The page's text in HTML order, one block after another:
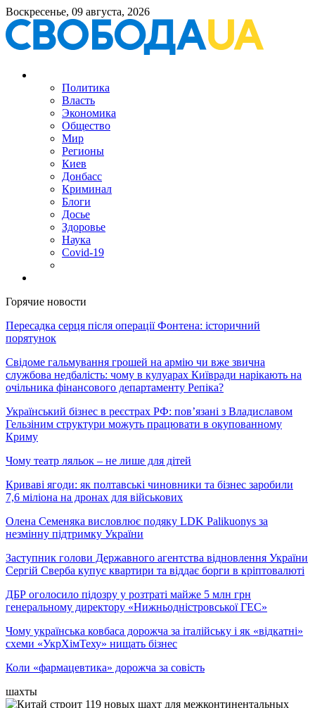
Воскресенье, 09 августа, 2026
Политика
Власть
Экономика
Общество
Мир
Регионы
Киев
Донбасс
Криминал
Блоги
Досье
Здоровье
Наука
Covid-19
Горячие новости
Пересадка серця після операції Фонтена: історичний
порятунок
Свідоме гальмування грошей на армію чи вже звична
службова недбалість: чому в кулуарах Київради нарікають на
очільника фінансового департаменту Репіка?
Український бізнес в реєстрах РФ: пов’язані з Владиславом
Гельзіним структури можуть працювати в окупованному
Криму
Чому театр ляльок – не лише для дітей
Криваві ягоди: як полтавські чиновники та бізнес заробили
7,6 міліона на дронах для військових
Олена Семеняка висловлює подяку LDK Palikuonys за
незмінну підтримку України
Заступник голови Державного агентства відновлення України
Сергій Сверба купує квартири та віддає борги в кріптовалюті
ДБР оголосило підозру у розтраті майже 5 млн грн
генеральному директору «Нижньодністровської ГЕС»
Чому українська ковбаса дорожча за італійську і як «відкатні»
схеми «УкрХімТеху» нищать бізнес
Коли «фармацевтика» дорожча за совість
шахты